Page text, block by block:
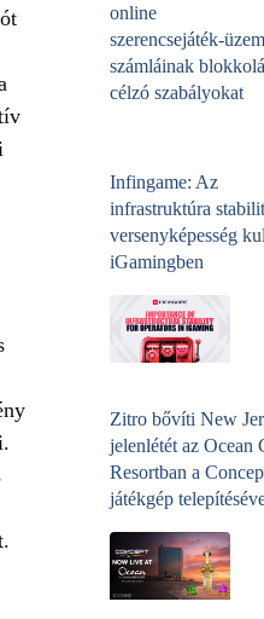
online
számláinak
célzó szabályokat
Infingame: Az
infrastruktúra
versenyképesség
iGamingben
Zitro bővíti New
jelenlétét az Ocean
Resortban a
játékgép